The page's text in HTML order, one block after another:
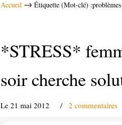
Accueil → Étiquette (Mot-clé) :problèmes
*STRESS*
soir cherche
Le 21 mai 2012 / 2 commentaires